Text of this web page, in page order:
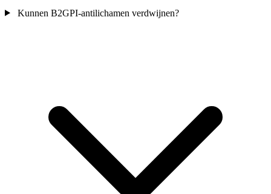
Kunnen B2GPI-antilichamen verdwijnen?